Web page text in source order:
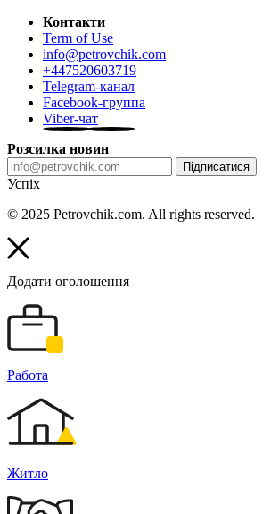
Контакти
Term of Use
info@petrovchik.com
+447520603719
Telegram-канал
Facebook-группа
Viber-чат
Розсилка новин
Підписатися
Успіх
© 2025 Petrovchik.com. All rights reserved.
Додати оголошення
Работа
Житло